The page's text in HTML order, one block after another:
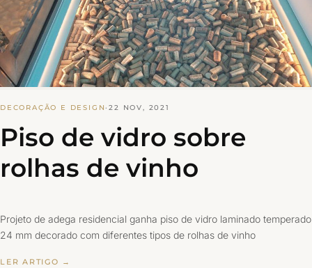
DECORAÇÃO E DESIGN·22 NOV, 2021
Piso de vidro sobre
rolhas de vinho
Projeto de adega residencial ganha piso de vidro laminado temperado
24 mm decorado com diferentes tipos de rolhas de vinho
LER ARTIGO →